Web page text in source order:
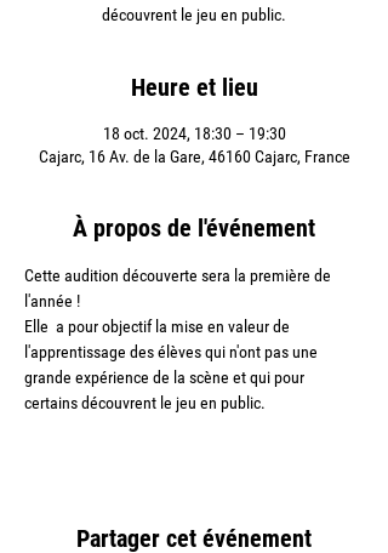
découvrent le jeu en public.
Heure et lieu
18 oct. 2024, 18:30 – 19:30
Cajarc, 16 Av. de la Gare, 46160 Cajarc, France
À propos de l'événement
Cette audition découverte sera la première de
l'année !
Elle  a pour objectif la mise en valeur de
l'apprentissage des élèves qui n'ont pas une
grande expérience de la scène et qui pour
certains découvrent le jeu en public.
Partager cet événement